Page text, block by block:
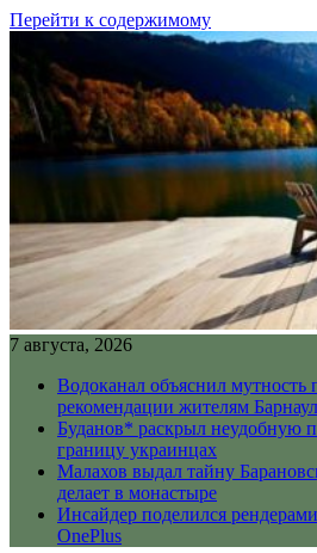
Перейти к содержимому
7 августа, 2026
Водоканал объяснил мутность
рекомендации жителям
Буданов* раскрыл неудобную
границу украинцах
Малахов выдал тайну
делает в монастыре
Инсайдер поделился
OnePlus